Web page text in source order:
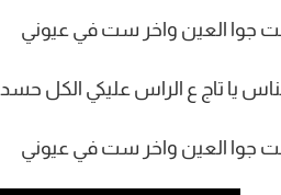
جوا العين واخر ست في عيوني
يا تاج ع الراس عليكي الكل
جوا العين واخر ست في عيوني